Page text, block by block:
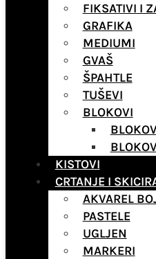
FIKSATIVI I
GRAFIKA
MEDIUMI
GVAŠ
ŠPAHTLE
TUŠEVI
BLOKOVI
KISTOVI
CRTANJE I
AKVAREL
PASTELE
UGLJEN
MARKERI